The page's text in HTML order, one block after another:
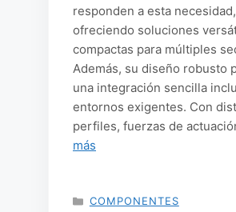
responden a esta necesidad,
ofreciendo soluciones
compactas para múltiples
Además, su diseño robusto
una integración sencilla
entornos exigentes. Con
perfiles, fuerzas de
más
CATEGORÍAS
COMPONENTES